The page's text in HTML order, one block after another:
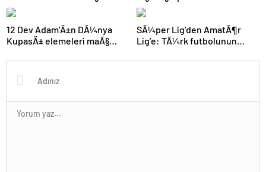
olaylÄ± derbi davasÄ±nda
zorla getirme kararÄ±
“Futbol tarihinin en
bÃ¼yÃ¼k Åoku olur!”
12 Dev Adam’Ä±n DÃ¼nya
KupasÄ± elemeleri maÃ§
SÃ¼per Lig’den AmatÃ¶r
Lig’e: TÃ¼rk futbolunun
gÃ¶rdÃ¼